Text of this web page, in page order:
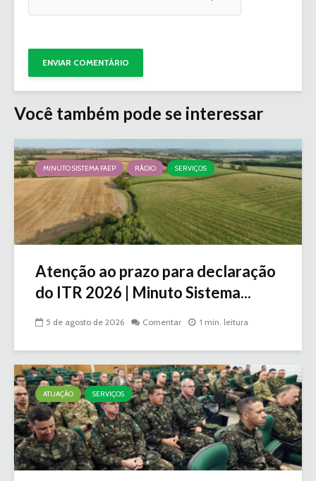
Você também pode se interessar
MINUTO SISTEMA FAEP RÁDIO SERVIÇOS
Atenção ao prazo para declaração
do ITR 2026 | Minuto Sistema...
5 de agosto de 2026 Comentar 1 min. leitura
ATUAÇÃO SERVIÇOS